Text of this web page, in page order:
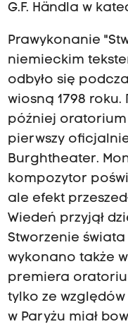
G.F. Händla w
Prawykonanie
niemieckim
odbyło się
wiosną 1798
później oratorium
pierwszy
Burghtheater.
kompozytor
ale efekt
Wiedeń przyjął
Stworzenie
wykonano także
premiera
tylko ze
w Paryżu miał